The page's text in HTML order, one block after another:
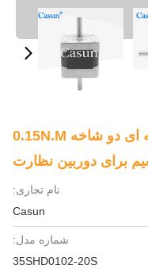
1.8 درجه NEMA 14 موتور مرحله ای دو شاخه 0.15N.m
نام تجاری:
Casun
شماره مدل:
35SHD0102-20S